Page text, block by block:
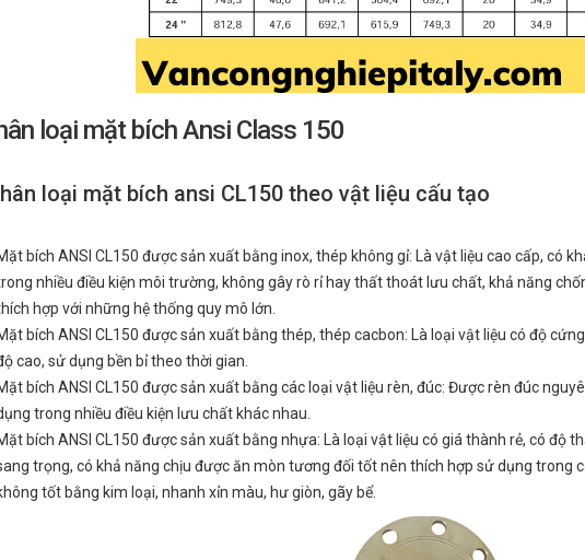
loại mặt bích Ansi Class 150
loại mặt bích ansi CL150 theo vật liệu cấu tạo
bích ANSI CL150 được sản xuất bằng inox, thép không gỉ: Là vật liệu cao cấp, có
nhiều điều kiện môi trường, không gây rò rỉ hay thất thoát lưu chất, khả năng
hợp với những hệ thống quy mô lớn.
bích ANSI CL150 được sản xuất bằng thép, thép cacbon: Là loại vật liệu có độ
cao, sử dụng bền bỉ theo thời gian.
bích ANSI CL150 được sản xuất bằng các loại vật liệu rèn, đúc: Được rèn đúc
trong nhiều điều kiện lưu chất khác nhau.
bích ANSI CL150 được sản xuất bằng nhựa: Là loại vật liệu có giá thành rẻ, có độ
trọng, có khả năng chịu được ăn mòn tương đối tốt nên thích hợp sử dụng trong
tốt bằng kim loại, nhanh xỉn màu, hư giòn, gãy bể.